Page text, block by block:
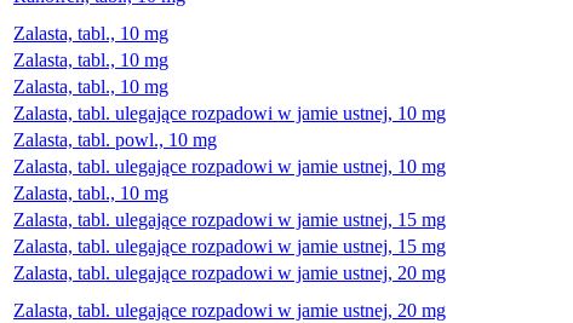
Zalasta, tabl., 10 mg
Zalasta, tabl., 10 mg
Zalasta, tabl., 10 mg
Zalasta, tabl. ulegające rozpadowi w jamie ustnej, 10 mg
Zalasta, tabl. powl., 10 mg
Zalasta, tabl. ulegające rozpadowi w jamie ustnej, 10 mg
Zalasta, tabl., 10 mg
Zalasta, tabl. ulegające rozpadowi w jamie ustnej, 15 mg
Zalasta, tabl. ulegające rozpadowi w jamie ustnej, 15 mg
Zalasta, tabl. ulegające rozpadowi w jamie ustnej, 20 mg
Zalasta, tabl. ulegające rozpadowi w jamie ustnej, 20 mg